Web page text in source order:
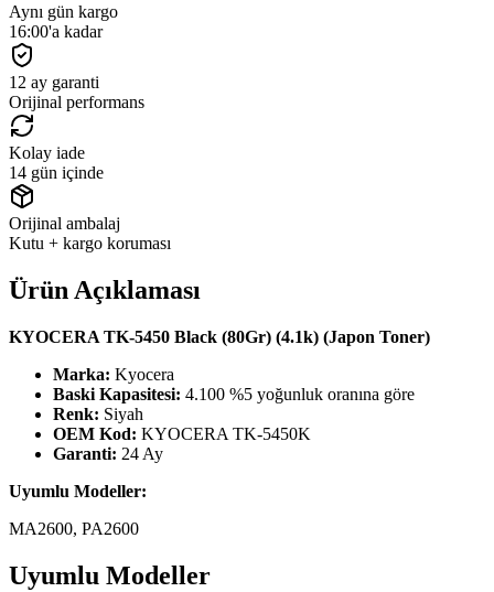
Aynı gün kargo
16:00'a kadar
12 ay garanti
Orijinal performans
Kolay iade
14 gün içinde
Orijinal ambalaj
Kutu + kargo koruması
Ürün Açıklaması
KYOCERA TK-5450 Black (80Gr) (4.1k) (Japon Toner)
Marka: Kyocera
Baski Kapasitesi: 4.100 %5 yoğunluk oranına göre
Renk: Siyah
OEM Kod: KYOCERA TK-5450K
Garanti: 24 Ay
Uyumlu Modeller:
MA2600, PA2600
Uyumlu Modeller